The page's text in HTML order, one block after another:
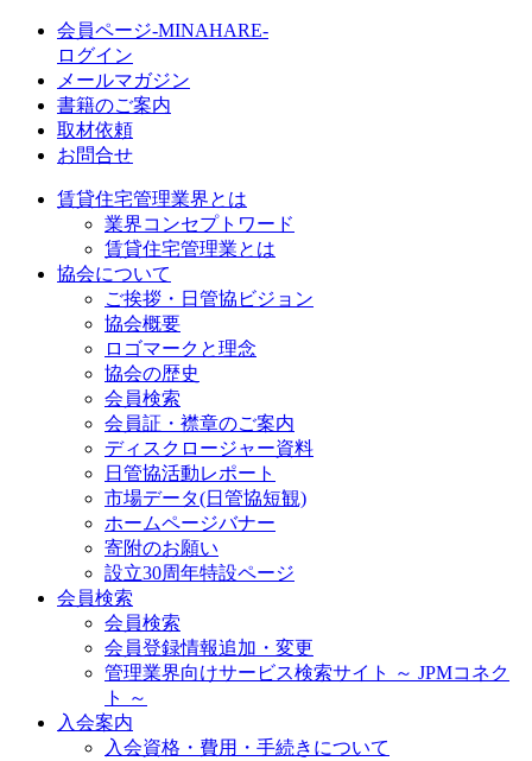
会員ページ-MINAHARE-
ログイン
メールマガジン
書籍のご案内
取材依頼
お問合せ
賃貸住宅管理業界とは
業界コンセプトワード
賃貸住宅管理業とは
協会について
ご挨拶・日管協ビジョン
協会概要
ロゴマークと理念
協会の歴史
会員検索
会員証・襟章のご案内
ディスクロージャー資料
日管協活動レポート
市場データ(日管協短観)
ホームページバナー
寄附のお願い
設立30周年特設ページ
会員検索
会員検索
会員登録情報追加・変更
管理業界向けサービス検索サイト ～ JPMコネク
ト ～
入会案内
入会資格・費用・手続きについて